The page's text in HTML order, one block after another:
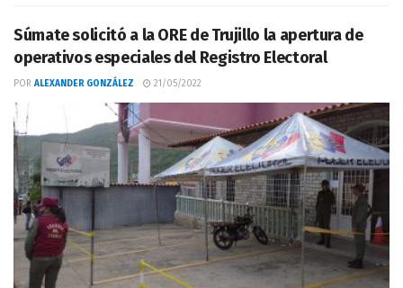
Súmate solicitó a la ORE de Trujillo la apertura de
operativos especiales del Registro Electoral
POR ALEXANDER GONZÁLEZ 21/05/2022